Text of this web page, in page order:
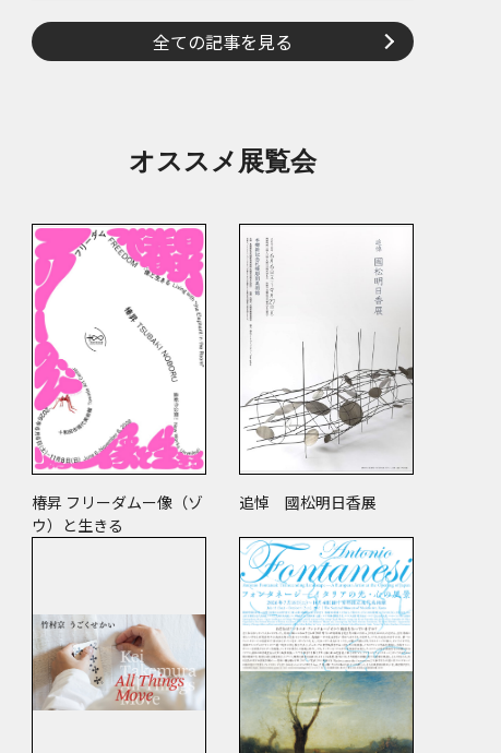
全ての記事を見る
オススメ展覧会
椿昇 フリーダムー像（ゾ
ウ）と生きる
追悼 國松明日香展